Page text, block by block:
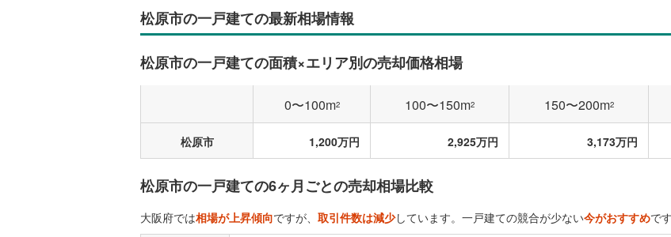
松原市の一戸建ての最新相場情報
松原市の一戸建ての面積×エリア別の売却価格相場
0〜100m2 100〜150m2 150〜200m2
松原市 1,200万円 2,925万円 3,173万円
松原市の一戸建ての6ヶ月ごとの売却相場比較
大阪府では相場が上昇傾向ですが、 取引件数は減少しています。一戸建ての競合が少ない今がおすすめで